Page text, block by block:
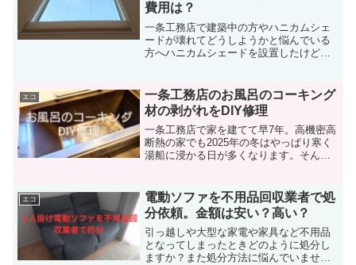
費用は？
一条工務店で建築中の方やハニカムシェ
ードが壊れてどうしようかと悩んでいる
方へハニカムシェードを設置したけど壊
務店の家は標準設備が多くその中でもカ
ーテンの代わりとなるハニ...
エコ
一条工務店のお風呂のコーキング
材の剥がれをDIY修理
一条工務店で家を建てて早7年。高機密高
断熱の家でも2025年の冬はやっぱり寒く
湯船に浸かる日が多くなります。そんな
しました。皆さんならどうしますか？私
は気になるのでコー...
エコ
電動ソファを不用品回収業者で処
分依頼。金額は安い？高い？
引っ越しや大型な家電や家具など不用品
となってしまったときどのように処分し
ますか？また処分方法に悩んでいません